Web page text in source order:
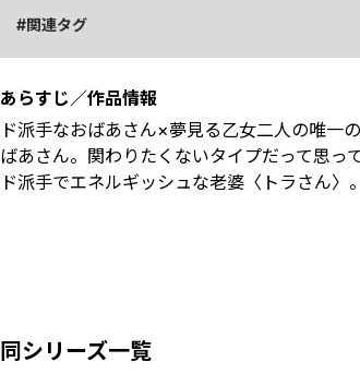
関連タグ
あらすじ／作品情報
ド派手なおばあさん×夢見る乙女二人の唯一
ばあさん。関わりたくないタイプだって思
ド派手でエネルギッシュな老婆〈トラさん
同シリーズ一覧